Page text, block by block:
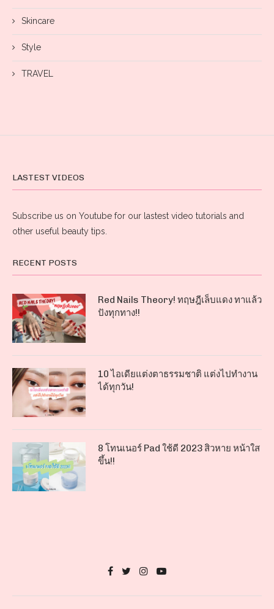
Skincare
Style
TRAVEL
LASTEST VIDEOS
Subscribe us on Youtube for our lastest video tutorials and
other useful beauty tips.
RECENT POSTS
Red Nails Theory! ทฤษฎีเล็บแดง ทาแล้ว
ปังทุกทาง!!
10 ไอเดียแต่งตาธรรมชาติ แต่งไปทำงาน
ได้ทุกวัน!
8 โทนเนอร์ Pad ใช้ดี 2023 สิวหาย หน้าใส
ขึ้น!!